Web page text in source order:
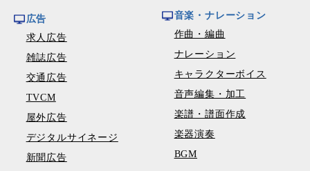
広告
求人広告
雑誌広告
交通広告
TVCM
屋外広告
デジタルサイネージ
新聞広告
音楽・ナレーション
作曲・編曲
ナレーション
キャラクターボイス
音声編集・加工
楽譜・譜面作成
楽器演奏
BGM